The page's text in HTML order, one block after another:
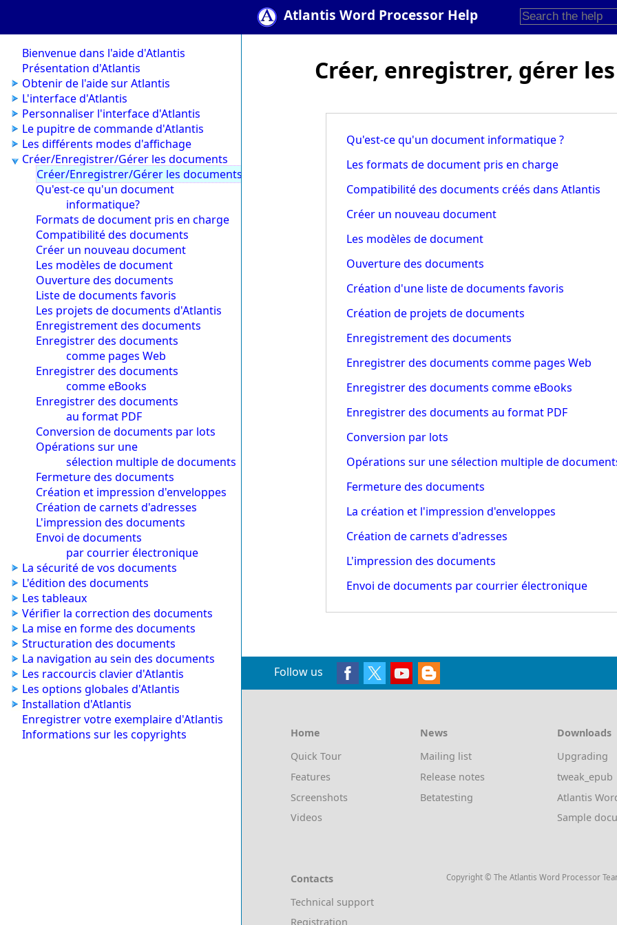
Atlantis Word Processor Help
Bienvenue dans l'aide d'Atlantis
Présentation d'Atlantis
Obtenir de l'aide sur Atlantis
L'interface d'Atlantis
Personnaliser l'interface d'Atlantis
Le pupitre de commande d'Atlantis
Les différents modes d'affichage
Créer/Enregistrer/Gérer les documents
Créer/Enregistrer/Gérer les documents
Qu'est-ce qu'un document
informatique?
Formats de document pris en charge
Compatibilité des documents
Créer un nouveau document
Les modèles de document
Ouverture des documents
Liste de documents favoris
Les projets de documents d'Atlantis
Enregistrement des documents
Enregistrer des documents
comme pages Web
Enregistrer des documents
comme eBooks
Enregistrer des documents
au format PDF
Conversion de documents par lots
Opérations sur une
sélection multiple de documents
Fermeture des documents
Création et impression d'enveloppes
Création de carnets d'adresses
L'impression des documents
Envoi de documents
par courrier électronique
La sécurité de vos documents
L'édition des documents
Les tableaux
Vérifier la correction des documents
La mise en forme des documents
Structuration des documents
La navigation au sein des documents
Les raccourcis clavier d'Atlantis
Les options globales d'Atlantis
Installation d'Atlantis
Enregistrer votre exemplaire d'Atlantis
Informations sur les copyrights
Créer, enregistrer, gérer
Qu'est-ce qu'un document informatique ?
Les formats de document pris en charge
Compatibilité des documents créés dans Atlantis
Créer un nouveau document
Les modèles de document
Ouverture des documents
Création d'une liste de documents favoris
Création de projets de documents
Enregistrement des documents
Enregistrer des documents comme pages Web
Enregistrer des documents comme eBooks
Enregistrer des documents au format PDF
Conversion par lots
Opérations sur une sélection multiple de
Fermeture des documents
La création et l'impression d'enveloppes
Création de carnets d'adresses
L'impression des documents
Envoi de documents par courrier électronique
Follow us
Home
Quick Tour
Features
Screenshots
Videos
News
Mailing list
Release notes
Betatesting
Downloads
Upgrading
tweak_epub
Atlantis
Sample
Contacts
Technical support
Registration
Copyright © The Atlantis Word Processor